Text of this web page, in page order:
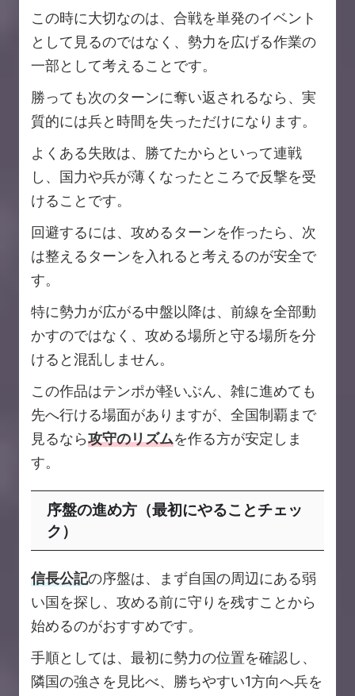
この時に大切なのは、合戦を単発のイベント
として見るのではなく、勢力を広げる作業の
一部として考えることです。
勝っても次のターンに奪い返されるなら、実
質的には兵と時間を失っただけになります。
よくある失敗は、勝てたからといって連戦
し、国力や兵が薄くなったところで反撃を受
けることです。
回避するには、攻めるターンを作ったら、次
は整えるターンを入れると考えるのが安全で
す。
特に勢力が広がる中盤以降は、前線を全部動
かすのではなく、攻める場所と守る場所を分
けると混乱しません。
この作品はテンポが軽いぶん、雑に進めても
先へ行ける場面がありますが、全国制覇まで
見るなら攻守のリズムを作る方が安定しま
す。
序盤の進め方（最初にやることチェッ
ク）
信長公記の序盤は、まず自国の周辺にある弱
い国を探し、攻める前に守りを残すことから
始めるのがおすすめです。
手順としては、最初に勢力の位置を確認し、
隣国の強さを見比べ、勝ちやすい1方向へ兵を